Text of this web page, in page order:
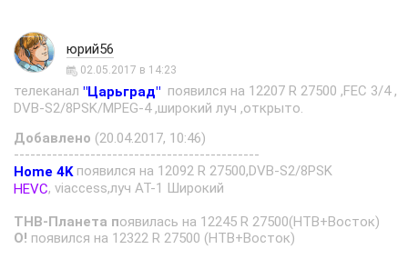
юрий56
02.05.2017 в 14:23
телеканал "Царьград" появился на 12207 R 27500 ,FEC 3/4 ,
DVB-S2/8PSK/MPEG-4 ,широкий луч ,открыто.
Добавлено (20.04.2017, 10:46)
---------------------------------------------
Home 4Kпоявился на 12092 R 27500,DVB-S2/8PSK
HEVC, viaccess,луч AT-1 Широкий
ТНВ-Планета появилась на 12245 R 27500(НТВ+Восток)
О! появился на 12322 R 27500 (НТВ+Восток)